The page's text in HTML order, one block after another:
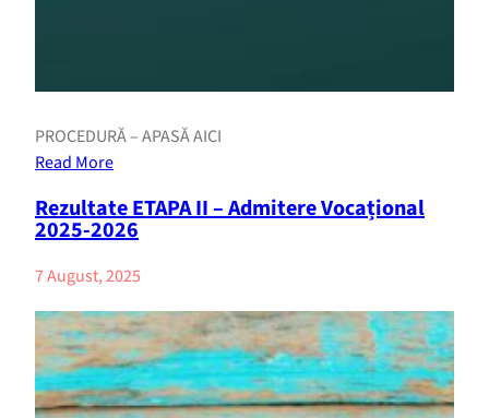
PROCEDURĂ – APASĂ AICI
Read More
Rezultate ETAPA II – Admitere Vocațional
2025-2026
7 August, 2025